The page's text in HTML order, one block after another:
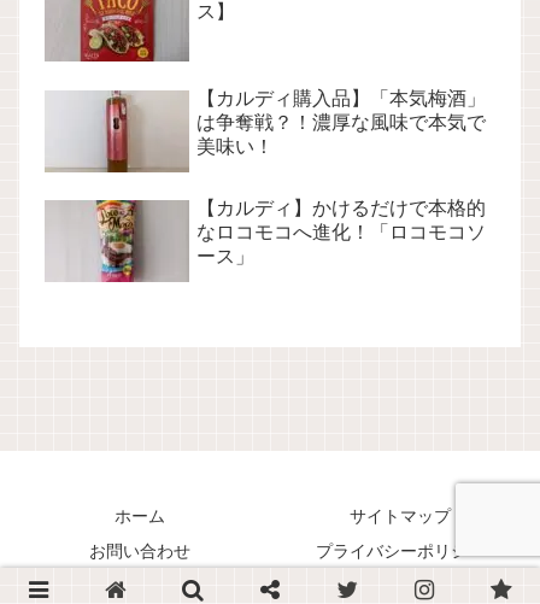
ス】
【カルディ購入品】「本気梅酒」
は争奪戦？！濃厚な風味で本気で
美味い！
【カルディ】かけるだけで本格的
なロコモコへ進化！「ロコモコソ
ース」
ホーム
サイトマップ
お問い合わせ
プライバシーポリシー
Copyright © 2018-2026 くまリオのススメ！ All Rights Reserved.